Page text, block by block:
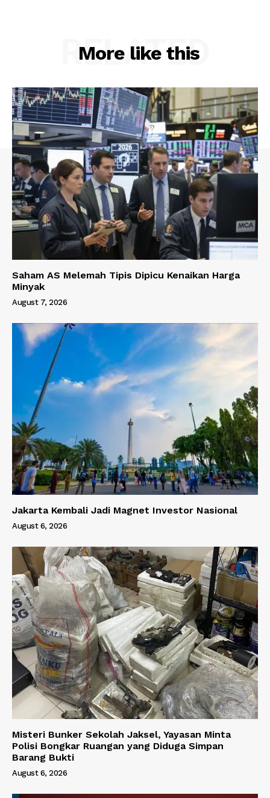
More like this
RELATED
Saham AS Melemah Tipis Dipicu Kenaikan Harga
Minyak
August 7, 2026
Jakarta Kembali Jadi Magnet Investor Nasional
August 6, 2026
Misteri Bunker Sekolah Jaksel, Yayasan Minta
Polisi Bongkar Ruangan yang Diduga Simpan
Barang Bukti
August 6, 2026